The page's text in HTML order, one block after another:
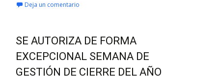
Deja un comentario
SE AUTORIZA DE FORMA
EXCEPCIONAL SEMANA DE
GESTIÓN DE CIERRE DEL AÑO